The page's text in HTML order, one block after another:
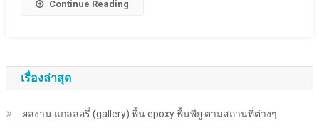
เรื่อง
ก่อน
Continue Reading
เรื่องล่าสุด
ผลงาน แกลลอรี่ (gallery) พื้น epoxy พื้นพียู ตามสถานที่ต่างๆ